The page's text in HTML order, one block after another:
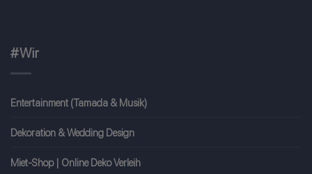
#Wir
Entertainment (Tamada & Musik)
Dekoration & Wedding Design
Miet-Shop | Online Deko Verleih